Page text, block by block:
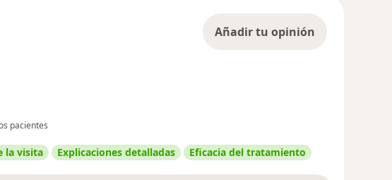
Añadir tu opinión
pacientes
la visita Explicaciones detalladas Eficacia del tratamiento